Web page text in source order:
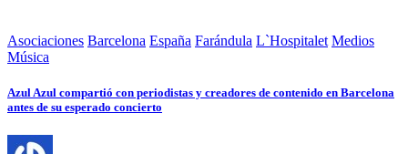
Asociaciones Barcelona España Farándula L`Hospitalet Medios
Música
Azul Azul compartió con periodistas y creadores de contenido en Barcelona
antes de su esperado concierto